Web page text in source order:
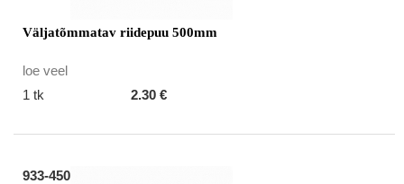
Väljatõmmatav riidepuu 500mm
loe veel
1 tk
2.30 €
933-450